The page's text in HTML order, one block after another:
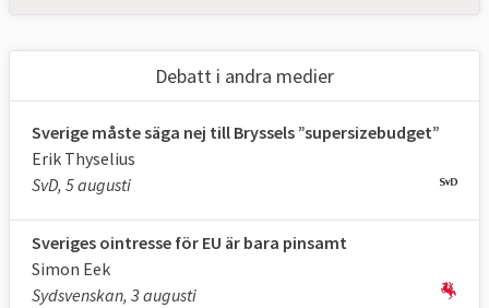
Debatt i andra medier
Sverige måste säga nej till Bryssels ”supersizebudget”
Erik Thyselius
SvD, 5 augusti
Sveriges ointresse för EU är bara pinsamt
Simon Eek
Sydsvenskan, 3 augusti